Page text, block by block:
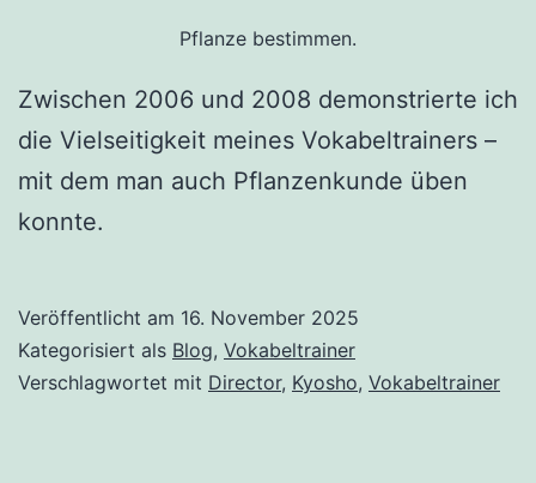
Pflanze bestimmen.
Zwischen 2006 und 2008 demonstrierte ich
die Vielseitigkeit meines Vokabeltrainers –
mit dem man auch Pflanzenkunde üben
konnte.
Veröffentlicht am 16. November 2025
Kategorisiert als Blog, Vokabeltrainer
Verschlagwortet mit Director, Kyosho, Vokabeltrainer